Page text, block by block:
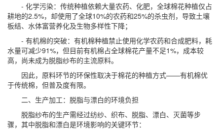
- 化学污染：传统种植依赖大量农药、化肥，全球棉花种植仅占
耕地的2.5%，却使用了全球10%的农药和25%的杀虫剂，导致土壤
板结、水体富营养化及生物多样性下降；
- 有机棉的突破：有机棉种植禁止使用化学农药和合成肥料，耗
水量可减少91%，但目前有机棉占全球棉花产量不足1%，成本较
高，尚未成为脱脂纱布的主流原料。
因此，原料环节的环保性取决于棉花的种植方式——有机棉优
于传统棉，但普及度有限。
二、生产加工：脱脂与漂白的环境负担
脱脂纱布的生产需经过纺纱、织布、脱脂、漂白、灭菌等步
骤，其中脱脂和漂白是环境影响的关键环节：